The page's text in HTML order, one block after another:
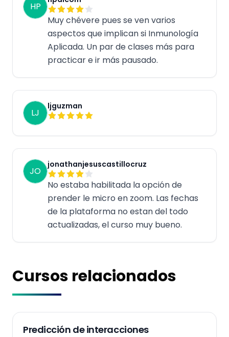
HP
Muy chévere pues se ven varios
aspectos que implican si Inmunología
Aplicada. Un par de clases más para
practicar e ir más pausado.
LJ
ljguzman
JO
jonathanjesuscastillocruz
No estaba habilitada la opción de
prender le micro en zoom. Las fechas
de la plataforma no estan del todo
actualizadas, el curso muy bueno.
Cursos relacionados
Predicción de interacciones